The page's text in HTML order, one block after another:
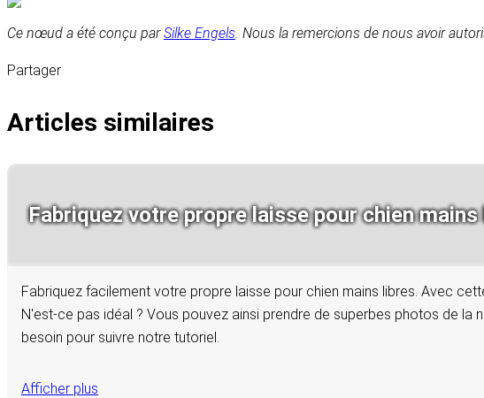
Ce nœud a été conçu parSilke Engels . Nous la remercions de nous avoir
Partager
Articles similaires
Fabriquez votre propre laisse pour chien
Fabriquez facilement votre propre laisse pour chien mains libres. Avec
N'est-ce pas idéal ? Vous pouvez ainsi prendre de superbes photos de
besoin pour suivre notre tutoriel.
Afficher plus